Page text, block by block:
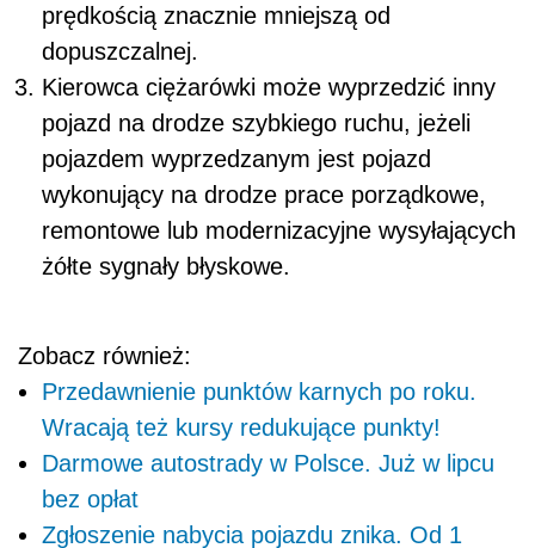
prędkością znacznie mniejszą od
dopuszczalnej.
Kierowca ciężarówki może wyprzedzić inny
pojazd na drodze szybkiego ruchu, jeżeli
pojazdem wyprzedzanym jest pojazd
wykonujący na drodze prace porządkowe,
remontowe lub modernizacyjne wysyłających
żółte sygnały błyskowe.
Zobacz również:
Przedawnienie punktów karnych po roku.
Wracają też kursy redukujące punkty!
Darmowe autostrady w Polsce. Już w lipcu
bez opłat
Zgłoszenie nabycia pojazdu znika. Od 1